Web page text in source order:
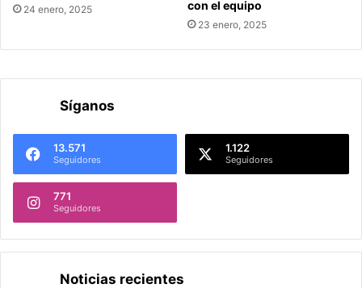
24 enero, 2025
con el equipo
23 enero, 2025
Síganos
13.571
Seguidores
1.122
Seguidores
771
Seguidores
Noticias recientes